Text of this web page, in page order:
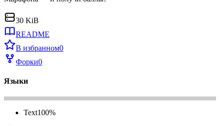
30 KiB
README
В избранном0
Форки0
Языки
Text100%